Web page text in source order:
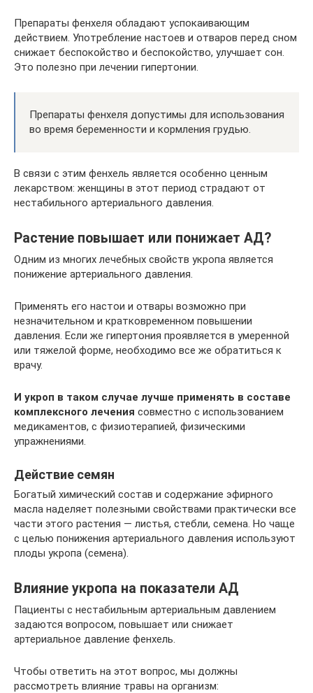
Препараты фенхеля обладают успокаивающим
действием. Употребление настоев и отваров перед сном
снижает беспокойство и беспокойство, улучшает сон.
Это полезно при лечении гипертонии.
Препараты фенхеля допустимы для использования
во время беременности и кормления грудью.
В связи с этим фенхель является особенно ценным
лекарством: женщины в этот период страдают от
нестабильного артериального давления.
Растение повышает или понижает АД?
Одним из многих лечебных свойств укропа является
понижение артериального давления.
Применять его настои и отвары возможно при
незначительном и кратковременном повышении
давления. Если же гипертония проявляется в умеренной
или тяжелой форме, необходимо все же обратиться к
врачу.
И укроп в таком случае лучше применять в составе
комплексного лечения совместно с использованием
медикаментов, с физиотерапией, физическими
упражнениями.
Действие семян
Богатый химический состав и содержание эфирного
масла наделяет полезными свойствами практически все
части этого растения — листья, стебли, семена. Но чаще
с целью понижения артериального давления используют
плоды укропа (семена).
Влияние укропа на показатели АД
Пациенты с нестабильным артериальным давлением
задаются вопросом, повышает или снижает
артериальное давление фенхель.
Чтобы ответить на этот вопрос, мы должны
рассмотреть влияние травы на организм: